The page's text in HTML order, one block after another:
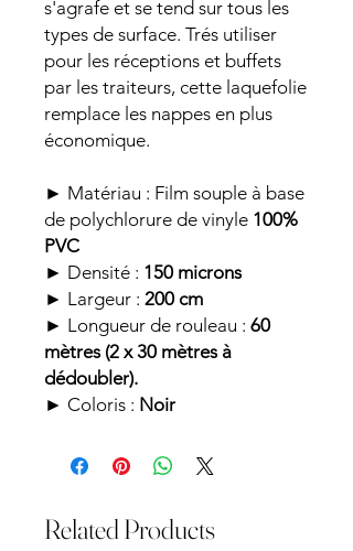
s'agrafe et se tend sur tous les
types de surface. Trés utiliser
pour les réceptions et buffets
par les traiteurs, cette laquefolie
remplace les nappes en plus
économique.
► Matériau : Film souple à base
de polychlorure de vinyle 100%
PVC
► Densité : 150 microns
► Largeur : 200 cm
► Longueur de rouleau : 60
mètres (2 x 30 mètres à
dédoubler).
► Coloris : Noir
Related Products